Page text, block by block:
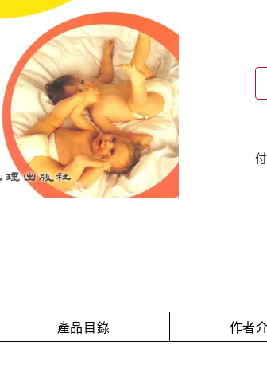
產品目錄 作者